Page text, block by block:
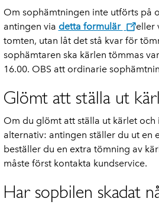
Om sophämtningen inte utförts på
antingen via detta formulär
eller
tomten, utan låt det stå kvar för
sophämtaren ska kärlen tömmas
16.00. OBS att ordinarie
Glömt att ställa ut
Om du glömt att ställa ut kärlet
alternativ: antingen ställer du ut en
beställer du en extra tömning av
måste först kontakta kundservice.
Har sopbilen skadat